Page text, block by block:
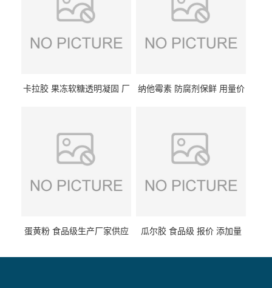
卡拉胶 果冻软糖透明凝固 厂
纳他霉素 防腐剂保鲜 用量价
蛋黄粉 食品级生产厂家供应 瓜尔胶 食品级 报价 添加量